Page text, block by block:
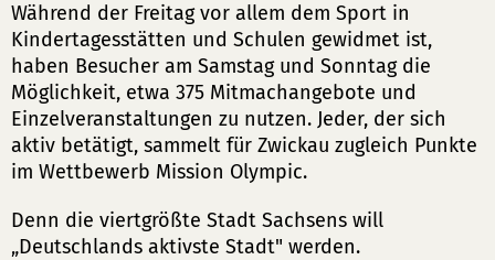
Während der Freitag vor allem dem Sport in
Kindertagesstätten und Schulen gewidmet ist,
haben Besucher am Samstag und Sonntag die
Möglichkeit, etwa 375 Mitmachangebote und
Einzelveranstaltungen zu nutzen. Jeder, der sich
aktiv betätigt, sammelt für Zwickau zugleich Punkte
im Wettbewerb Mission Olympic.
Denn die viertgrößte Stadt Sachsens will
„Deutschlands aktivste Stadt" werden.